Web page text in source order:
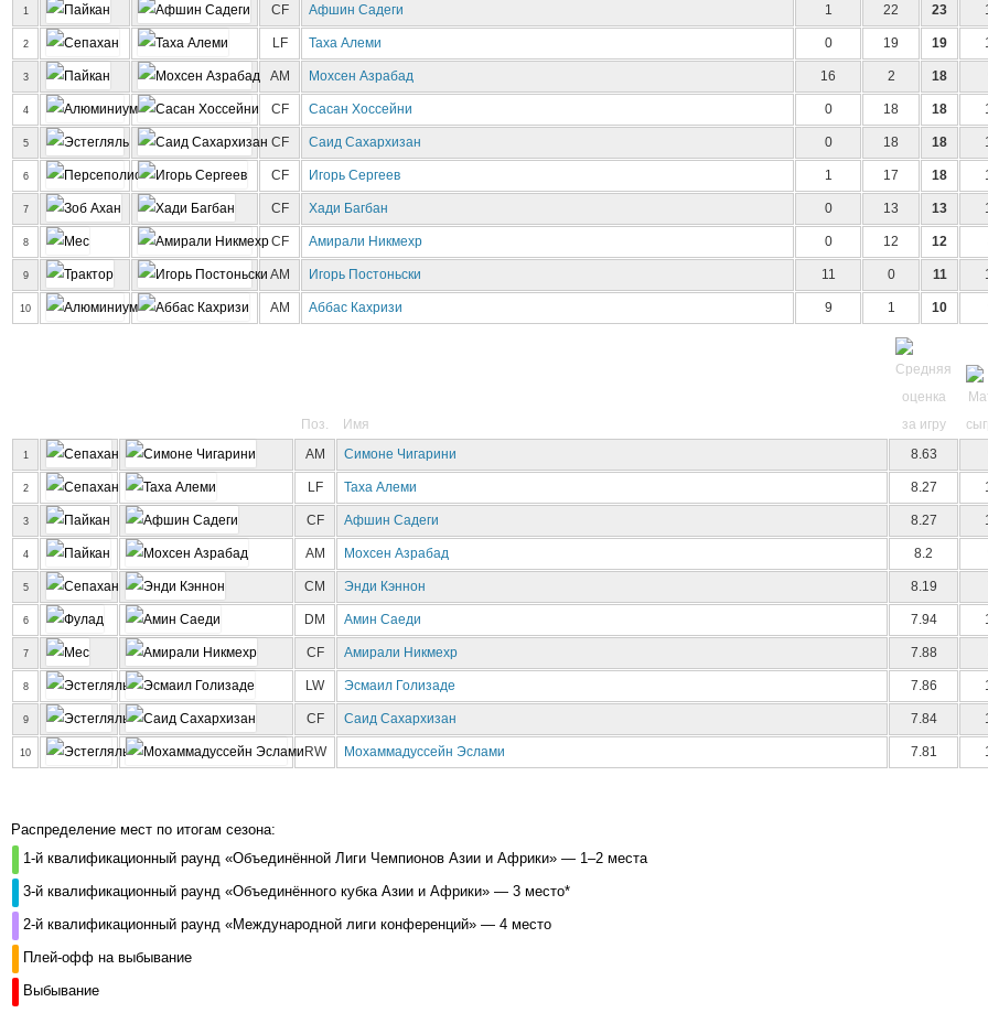
1 CF Афшин Садеги 1 22 23
2 LF Таха Алеми 0 19 19
3 AM Мохсен Азрабад 16 2 18
4 CF Сасан Хоссейни 0 18 18
5 CF Саид Сахархизан 0 18 18
6 CF Игорь Сергеев 1 17 18
7 CF Хади Багбан 0 13 13
8 CF Амирали Никмехр 0 12 12
9 AM Игорь Постоньски 11 0 11
10 AM Аббас Кахризи 9 1 10
Поз. Имя
1 AM Симоне Чигарини 8.63
2 LF Таха Алеми 8.27
3 CF Афшин Садеги 8.27
4 AM Мохсен Азрабад 8.2
5 CM Энди Кэннон 8.19
6 DM Амин Саеди 7.94
7 CF Амирали Никмехр 7.88
8 LW Эсмаил Голизаде 7.86
9 CF Саид Сахархизан 7.84
10 RW Мохаммадуссейн Эслами 7.81
Распределение мест по итогам сезона:
1-й квалификационный раунд «Объединённой Лиги Чемпионов Азии и Африки» — 1–2 места
3-й квалификационный раунд «Объединённого кубка Азии и Африки» — 3 место*
2-й квалификационный раунд «Международной лиги конференций» — 4 место
Плей-офф на выбывание
Выбывание